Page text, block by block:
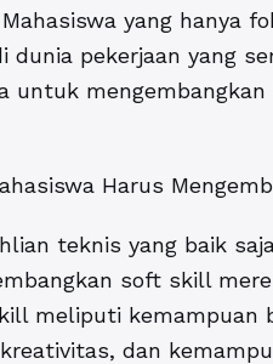
yang hanya
dunia pekerjaan yang
untuk
Harus
teknis yang baik
soft skill
meliputi kemampuan
dan